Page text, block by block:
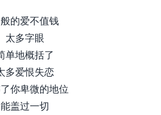
的爱不值钱
太多字眼
单地概括了
多爱恨失恋
你卑微的地位
能盖过一切